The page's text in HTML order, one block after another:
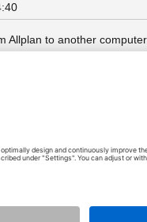
Allplan to another
here is that when the